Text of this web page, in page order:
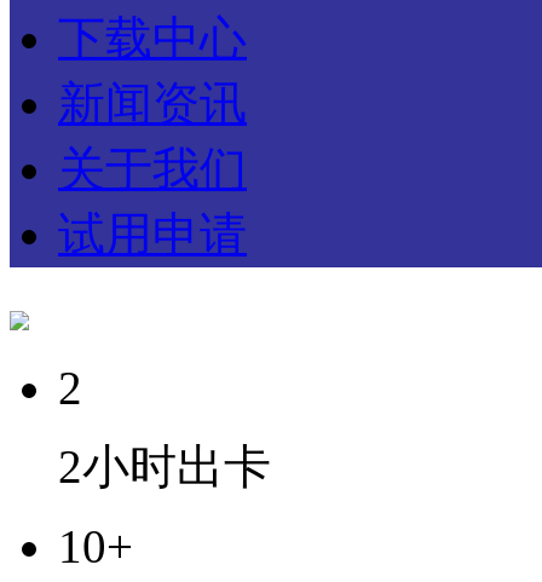
下载中心
新闻资讯
关于我们
试用申请
2
2小时出卡
10+